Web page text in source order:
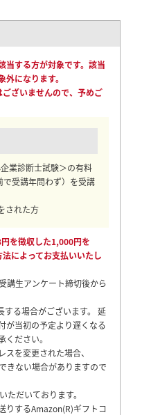
する方が対象です。該当
になります。
ざいませんので、予めご
業診断士試験＞の有料
受講年問わず）を受講
された方
を徴収した1,000円を
によってお支払いいたし
講生アンケート締切後から
する場合がございます。 延
が当初の予定より遅くなる
ださい。
を変更された場合、
きない場合がありますので
ただいております。
りするAmazon(R)ギフトコ